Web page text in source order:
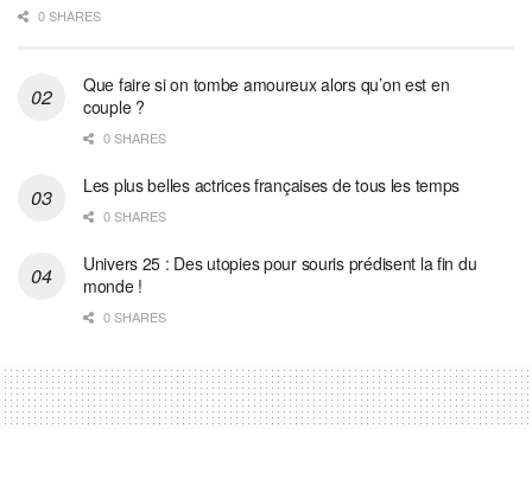
0 SHARES
Que faire si on tombe amoureux alors qu’on est en
couple ?
0 SHARES
Les plus belles actrices françaises de tous les temps
0 SHARES
Univers 25 : Des utopies pour souris prédisent la fin du
monde !
0 SHARES